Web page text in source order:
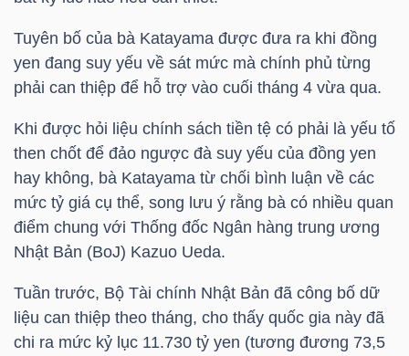
Tuyên bố của bà Katayama được đưa ra khi đồng
yen đang suy yếu về sát mức mà chính phủ từng
phải can thiệp để hỗ trợ vào cuối tháng 4 vừa qua.
Khi được hỏi liệu chính sách tiền tệ có phải là yếu tố
then chốt để đảo ngược đà suy yếu của đồng yen
hay không, bà Katayama từ chối bình luận về các
mức tỷ giá cụ thể, song lưu ý rằng bà có nhiều quan
điểm chung với Thống đốc Ngân hàng trung ương
Nhật Bản (BoJ) Kazuo Ueda.
Tuần trước, Bộ Tài chính Nhật Bản đã công bố dữ
liệu can thiệp theo tháng, cho thấy quốc gia này đã
chi ra mức kỷ lục 11.730 tỷ yen (tương đương 73,5
PHÂN
TÍCH
MÔ
NGÀNH